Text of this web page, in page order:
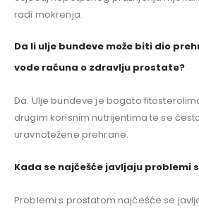
radi mokrenja.
Da li ulje bundeve može biti dio
vode računa o zdravlju prostate?
Da. Ulje bundeve je bogato
drugim korisnim nutrijentima te se
uravnotežene prehrane.
Kada se najčešće javljaju problemi
Problemi s prostatom najčešće se